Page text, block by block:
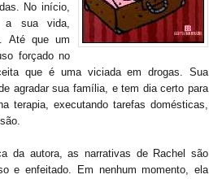
No início,
a sua vida,
Até que um
forçado no
que é uma viciada em drogas. Sua
agradar sua família, e tem dia certo para
terapia, executando tarefas domésticas,
da autora, as narrativas de Rachel são
e enfeitado. Em nenhum momento, ela